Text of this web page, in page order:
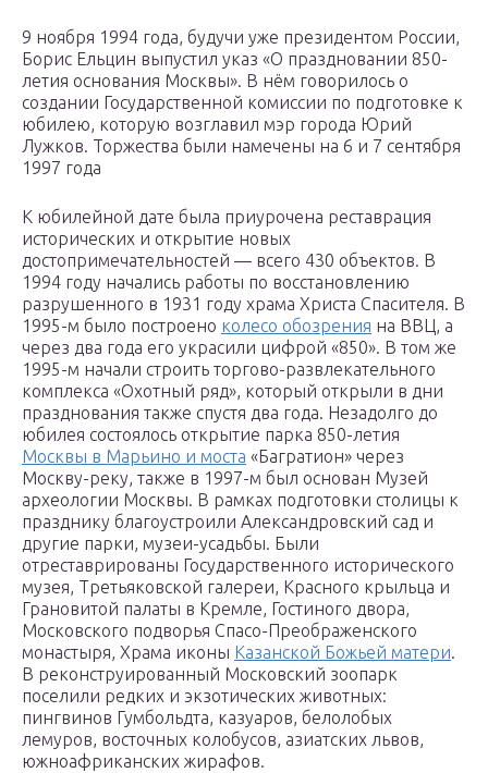
9 ноября 1994 года, будучи уже президентом России,
Борис Ельцин выпустил указ «О праздновании 850-
летия основания Москвы». В нём говорилось о
создании Государственной комиссии по подготовке к
юбилею, которую возглавил мэр города Юрий
Лужков. Торжества были намечены на 6 и 7 сентября
1997 года
К юбилейной дате была приурочена реставрация
исторических и открытие новых
достопримечательностей — всего 430 объектов. В
1994 году начались работы по восстановлению
разрушенного в 1931 году храма Христа Спасителя. В
1995-м было построено колесо обозрения на ВВЦ, а
через два года его украсили цифрой «850». В том же
1995-м начали строить торгово-развлекательного
комплекса «Охотный ряд», который открыли в дни
празднования также спустя два года. Незадолго до
юбилея состоялось открытие парка 850-летия
Москвы в Марьино и моста «Багратион» через
Москву-реку, также в 1997-м был основан Музей
археологии Москвы. В рамках подготовки столицы к
празднику благоустроили Александровский сад и
другие парки, музеи-усадьбы. Были
отреставрированы Государственного исторического
музея, Третьяковской галереи, Красного крыльца и
Грановитой палаты в Кремле, Гостиного двора,
Московского подворья Спасо-Преображенского
монастыря, Храма иконы Казанской Божьей матери.
В реконструированный Московский зоопарк
поселили редких и экзотических животных:
пингвинов Гумбольдта, казуаров, белолобых
лемуров, восточных колобусов, азиатских львов,
южноафриканских жирафов.